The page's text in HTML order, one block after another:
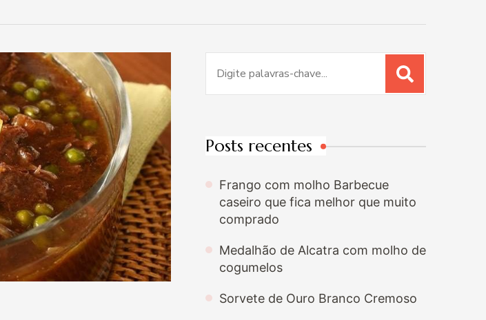
por:
Posts recentes
Frango com molho Barbecue
caseiro que fica melhor que muito
comprado
Medalhão de Alcatra com molho de
cogumelos
Sorvete de Ouro Branco Cremoso